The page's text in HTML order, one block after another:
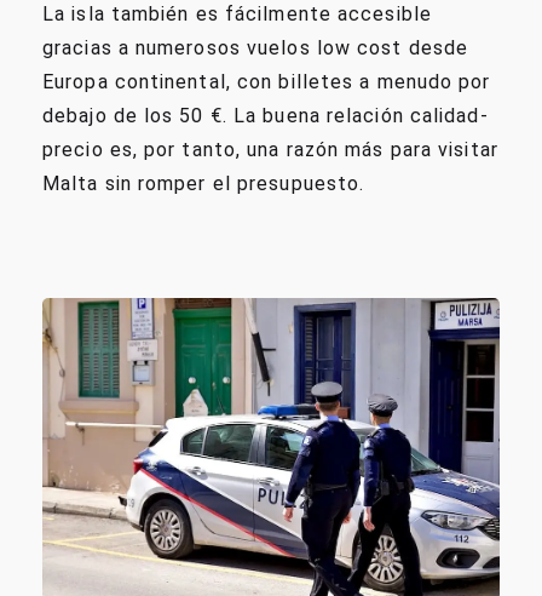
La isla también es fácilmente accesible
gracias a numerosos vuelos low cost desde
Europa continental, con billetes a menudo por
debajo de los 50 €. La buena relación calidad-
precio es, por tanto, una razón más para visitar
Malta sin romper el presupuesto.